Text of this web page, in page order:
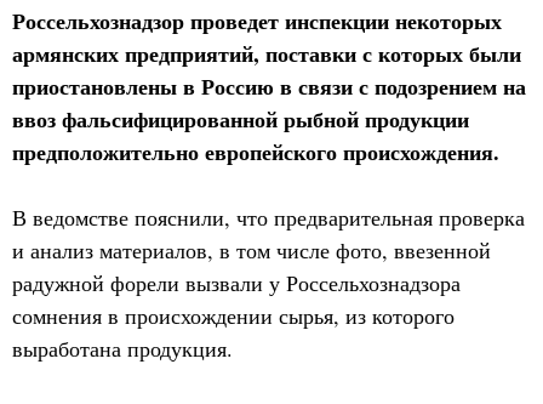
Россельхознадзор проведет инспекции некоторых
армянских предприятий, поставки с которых были
приостановлены в Россию в связи с подозрением на
ввоз фальсифицированной рыбной продукции
предположительно европейского происхождения.
В ведомстве пояснили, что предварительная проверка
и анализ материалов, в том числе фото, ввезенной
радужной форели вызвали у Россельхознадзора
сомнения в происхождении сырья, из которого
выработана продукция.